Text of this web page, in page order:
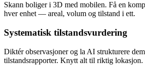
Skann boliger i 3D med mobilen. Få en
hver enhet — areal, volum og tilstand i ett.
Systematisk tilstandsvurdering
Diktér observasjoner og la AI strukturere
tilstandsrapporter. Knytt alt til riktig lokasjon.